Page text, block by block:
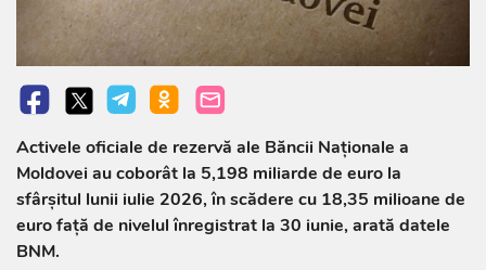
Activele oficiale de rezervă ale Băncii Naționale a
Moldovei au coborât la 5,198 miliarde de euro la
sfârșitul lunii iulie 2026, în scădere cu 18,35 milioane de
euro față de nivelul înregistrat la 30 iunie, arată datele
BNM.